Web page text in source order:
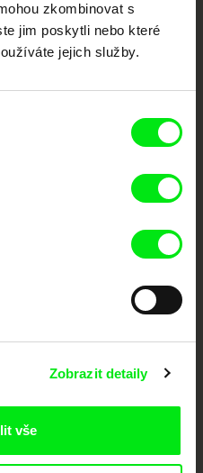
zkombinovat s
jim poskytli nebo které
jejich služby.
Zobrazit detaily
vše
kino
spolupráce 7 klíčových evropských
do Doc Alliance. Naším cílem je
Millennium Docs
Against Gravity